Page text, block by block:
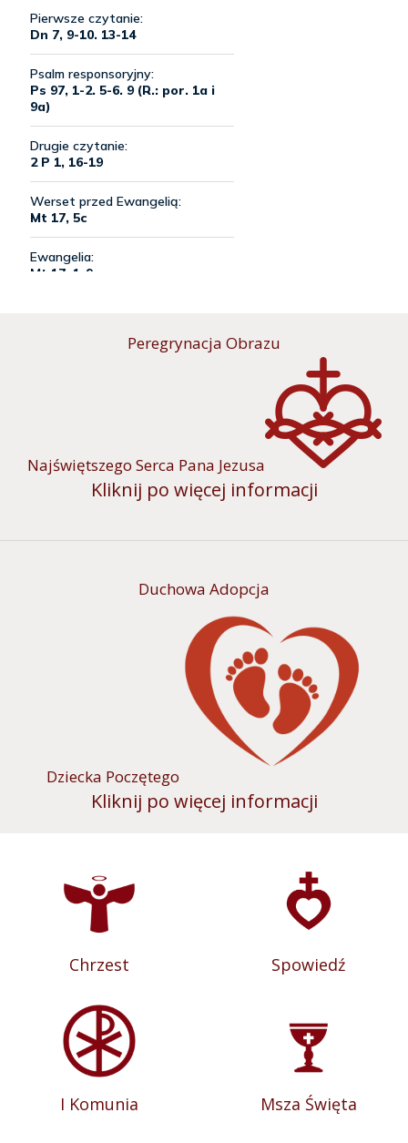
Peregrynacja Obrazu
Najświętszego Serca Pana Jezusa
Kliknij po więcej informacji
Duchowa Adopcja
Dziecka Poczętego
Kliknij po więcej informacji
Chrzest Spowiedź
I Komunia Msza Święta